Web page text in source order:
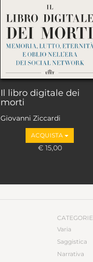
Il libro digitale dei
morti
Giovanni Ziccardi
ACQUISTA
€ 15,00
CATEGORIE
Varia
Saggistica
Narrativa